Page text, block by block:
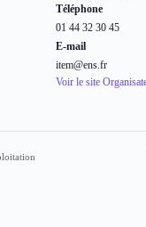
Téléphone
01 44 32 30 45
E-mail
item@ens.fr
Voir le site